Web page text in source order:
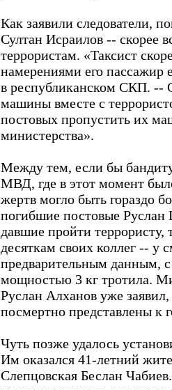
Как заявили следователи,
Султан Исраилов -- скорее
террористам. «Таксист
намерениями его
в республиканском СКП. --
машины вместе с
постовых пропустить их
министерства».
Между тем, если бы
МВД, где в этот момент
жертв могло быть гораздо
погибшие постовые Руслан
давшие пройти
десяткам своих коллег -- у
предварительным данным,
мощностью 3 кг тротила.
Руслан Алханов уже
посмертно представлены к
Чуть позже удалось
Им оказался 41-летний
Слепцовская Беслан